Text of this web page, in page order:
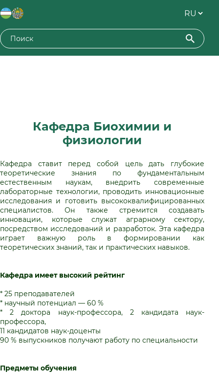
Кафедра Биохимии и
физиологии
Кафедра ставит перед собой цель дать глубокие
теоретические знания по фундаментальным
естественным наукам, внедрить современные
лабораторные технологии, проводить инновационные
исследования и готовить высококвалифицированных
специалистов. Он также стремится создавать
инновации, которые служат аграрному сектору,
посредством исследований и разработок. Эта кафедра
играет важную роль в формировании как
теоретических знаний, так и практических навыков.
Кафедра имеет высокий рейтинг
* 25 преподавателей
* научный потенциал — 60 %
* 2 доктора наук-профессора, 2 кандидата наук-
профессора,
11 кандидатов наук-доценты
90 % выпускников получают работу по специальности
Предметы обучения